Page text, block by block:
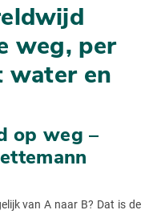
weg, per
water en
op weg –
van A naar B? Dat is de